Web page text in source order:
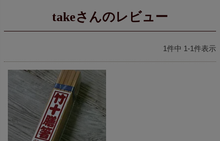
takeさんのレビュー
1件中 1-1件表示